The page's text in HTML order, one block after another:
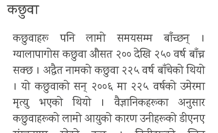
कछुवा
कछुवाहरू पनि लामो समयसम्म बाँच्छन् ।
ग्यालापागोस कछुवा औसत २०० देखि २५० वर्ष बाँच्न
सक्छ । अद्वैत नामको कछुवा २२५ वर्ष बाँचेको थियो
। यो कछुवाको सन् २००६ मा २२५ वर्षको उमेरमा
मृत्यु भएको थियो । वैज्ञानिकहरूका अनुसार
कछुवाहरूको लामो आयुको कारण उनीहरूको डीएनए